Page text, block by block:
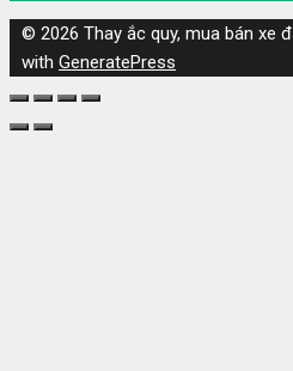
© 2026 Thay ắc quy, mua bán xe
with GeneratePress